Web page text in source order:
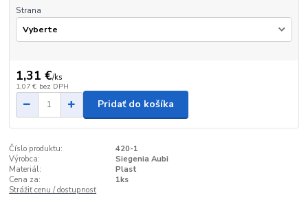
Strana
1,31 €/ks
1,07 € bez DPH
Pridať do košíka
Číslo produktu:
420-1
Výrobca:
Siegenia Aubi
Materiál:
Plast
Cena za:
1ks
Strážiť cenu / dostupnosť